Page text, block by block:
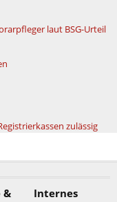
laut BSG-Urteil
zulässig
&
Internes